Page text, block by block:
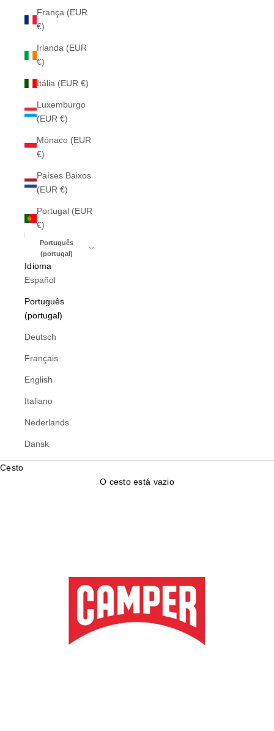
França (EUR
€)
Irlanda (EUR
€)
Itália (EUR €)
Luxemburgo
(EUR €)
Mónaco (EUR
€)
Países Baixos
(EUR €)
Portugal (EUR
€)
Português
(portugal)
Idioma
Español
Português
(portugal)
Deutsch
Français
English
Italiano
Nederlands
Dansk
Cesto
O cesto está vazio